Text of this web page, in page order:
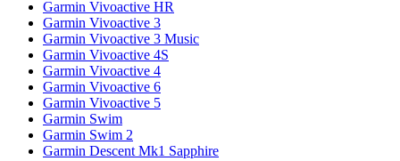
Garmin Vivoactive HR
Garmin Vivoactive 3
Garmin Vivoactive 3 Music
Garmin Vivoactive 4S
Garmin Vivoactive 4
Garmin Vivoactive 6
Garmin Vivoactive 5
Garmin Swim
Garmin Swim 2
Garmin Descent Mk1 Sapphire